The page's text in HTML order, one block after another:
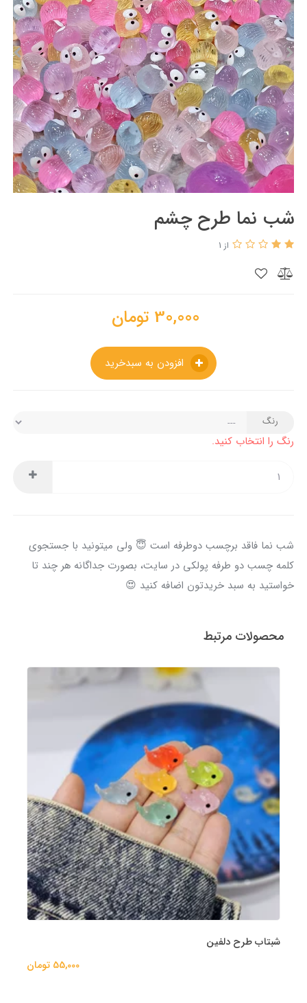
شب نما طرح چشم
از 1
30,000 تومان
رنگ
رنگ را انتخاب کنید.
شب نما فاقد برچسب دوطرفه است 😇 ولی میتونید با جستجوی
کلمه چسب دو طرفه پولکی در سایت، بصورت جداگانه هر چند تا
خواستید به سبد خریدتون اضافه کنید 😍
محصولات مرتبط
شبتاب طرح دلفین
55,000 تومان